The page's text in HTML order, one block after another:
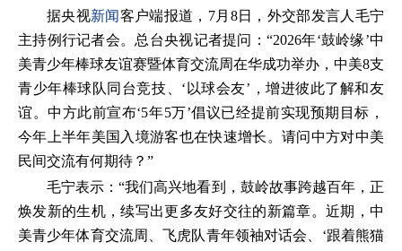
据央视新闻客户端报道，7月8日，外交部发言人毛宁
主持例行记者会。总台央视记者提问：“2026年‘鼓岭缘’中
美青少年棒球友谊赛暨体育交流周在华成功举办，中美8支
青少年棒球队同台竞技、‘以球会友’，增进彼此了解和友
谊。中方此前宣布‘5年5万’倡议已经提前实现预期目标，
今年上半年美国入境游客也在快速增长。请问中方对中美
民间交流有何期待？”
毛宁表示：“我们高兴地看到，鼓岭故事跨越百年，正
焕发新的生机，续写出更多友好交往的新篇章。近期，中
美青少年体育交流周、飞虎队青年领袖对话会、‘跟着熊猫